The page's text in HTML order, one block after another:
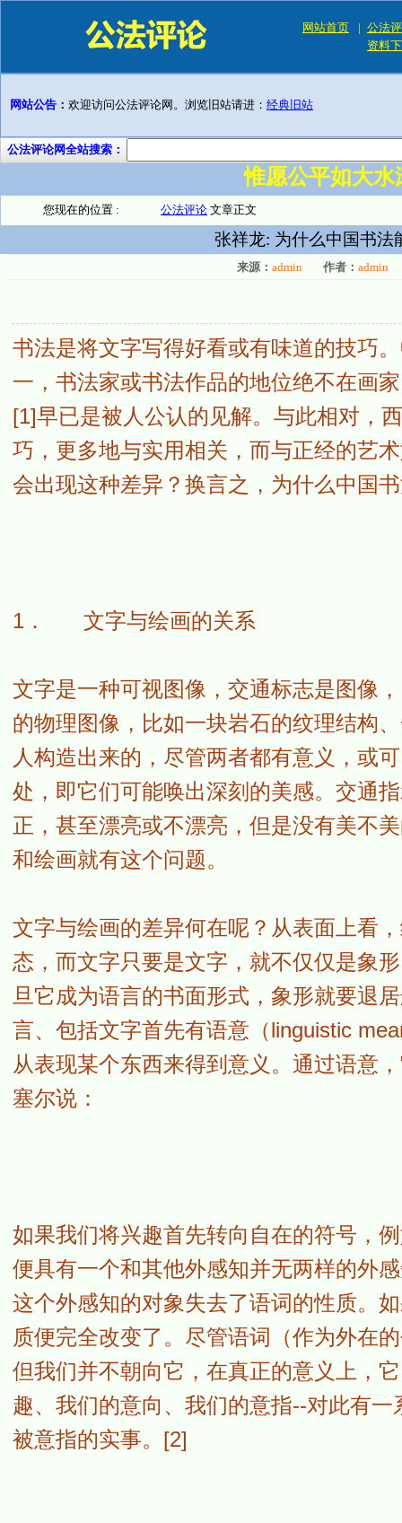
网站首页 | 公法
资料
网站公告： 欢迎访问公法评论网。浏览旧站请进： 经典旧站
公法评论网全站搜索：
惟愿公平如大
您现在的位置 : 公法评论 文章正文
张祥龙: 为什么中国书
来源： admin 作者： admin
书法是将文字写得好看或有味道的技巧
一，书法家或书法作品的地位绝不在画
[1]早已是被人公认的见解。与此相对，
巧，更多地与实用相关，而与正经的艺
会出现这种差异？换言之，为什么中国
1． 文字与绘画的关系
文字是一种可视图像，交通标志是图像
的物理图像，比如一块岩石的纹理结构
人构造出来的，尽管两者都有意义，或
处，即它们可能唤出深刻的美感。交通
正，甚至漂亮或不漂亮，但是没有美不
和绘画就有这个问题。
文字与绘画的差异何在呢？从表面上看
态，而文字只要是文字，就不仅仅是象
旦它成为语言的书面形式，象形就要退
言、包括文字首先有语意（linguistic
从表现某个东西来得到意义。通过语意
塞尔说：
如果我们将兴趣首先转向自在的符号，
便具有一个和其他外感知并无两样的外
这个外感知的对象失去了语词的性质。
质便完全改变了。尽管语词（作为外在
但我们并不朝向它，在真正的意义上，
趣、我们的意向、我们的意指--对此有
被意指的实事。[2]